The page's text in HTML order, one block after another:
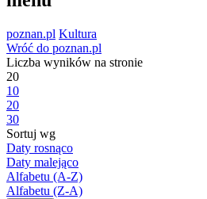
poznan.pl Kultura
Wróć do poznan.pl
Liczba wyników na stronie
20
10
20
30
Sortuj wg
Daty rosnąco
Daty malejąco
Alfabetu (A-Z)
Alfabetu (Z-A)